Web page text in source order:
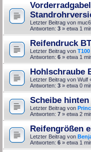
Letzter Beitrag von
Antworten: 3 » etwa 1
Reifendruck
Letzter Beitrag von T100
Antworten: 6 » etwa 1
Hohlschraube
Letzter Beitrag von Wulf
Antworten: 3 » etwa 0
Scheibe hinten
Letzter Beitrag von
Antworten: 7 » etwa 2
Reifengrößen
Letzter Beitrag von
Antworten: 6 » etwa 1